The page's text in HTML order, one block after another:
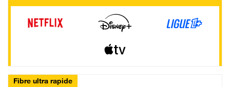
Fibre ultra rapide